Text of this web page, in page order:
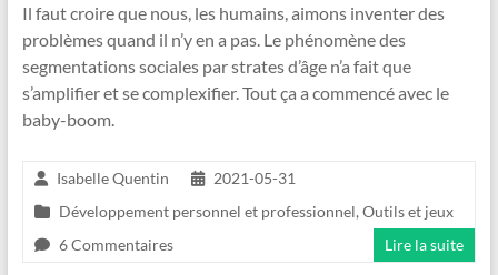
Il faut croire que nous, les humains, aimons inventer des
problèmes quand il n’y en a pas. Le phénomène des
segmentations sociales par strates d’âge n’a fait que
s’amplifier et se complexifier. Tout ça a commencé avec le
baby-boom.
Isabelle Quentin
2021-05-31
Développement personnel et professionnel, Outils et jeux
6 Commentaires
Lire la suite